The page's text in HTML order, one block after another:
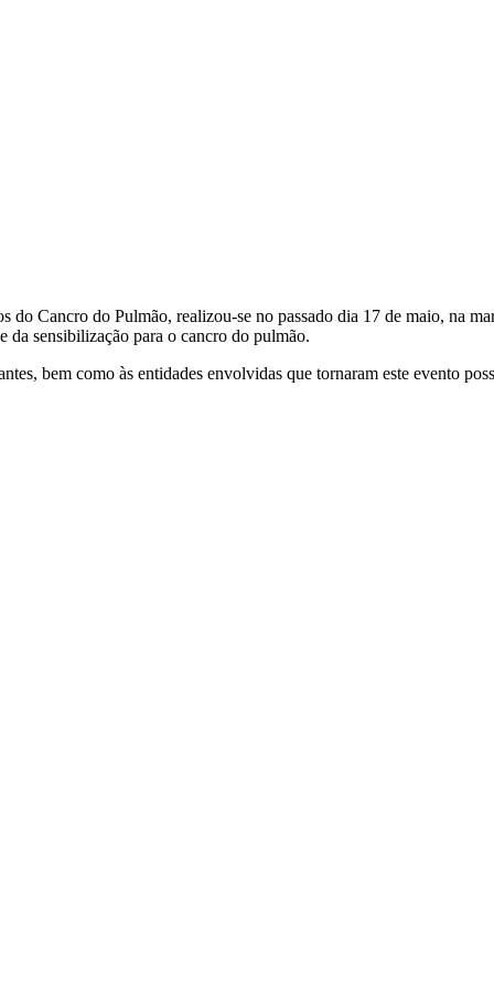
do Cancro do Pulmão, realizou-se no passado dia 17 de maio, na
da sensibilização para o cancro do pulmão.
bem como às entidades envolvidas que tornaram este